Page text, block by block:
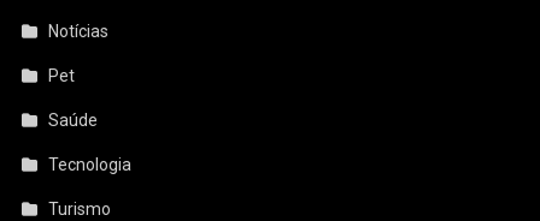
Notícias
Pet
Saúde
Tecnologia
Turismo